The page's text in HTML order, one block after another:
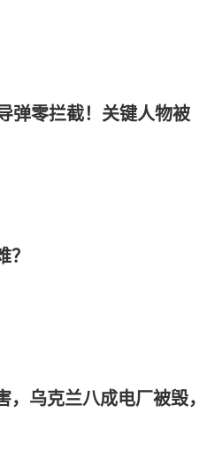
弹零拦截！关键人物被
乌克兰八成电厂被毁，